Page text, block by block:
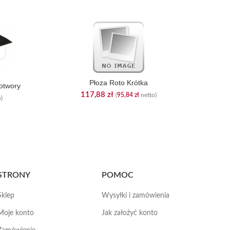
Płoza Roto Krótka
117,88 zł (95,84 złnetto)
konto
POMOC
Wysyłki i zamówienia
Jak założyć konto